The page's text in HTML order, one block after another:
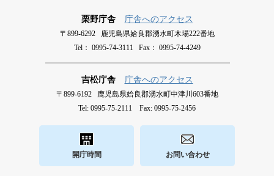
栗野庁舎 庁舎へのアクセス
〒899-6292 鹿児島県姶良郡湧水町木場222番地
Tel： 0995-74-3111 Fax： 0995-74-4249
吉松庁舎 庁舎へのアクセス
〒899-6192 鹿児島県姶良郡湧水町中津川603番地
Tel: 0995-75-2111 Fax: 0995-75-2456
開庁時間 お問い合わせ